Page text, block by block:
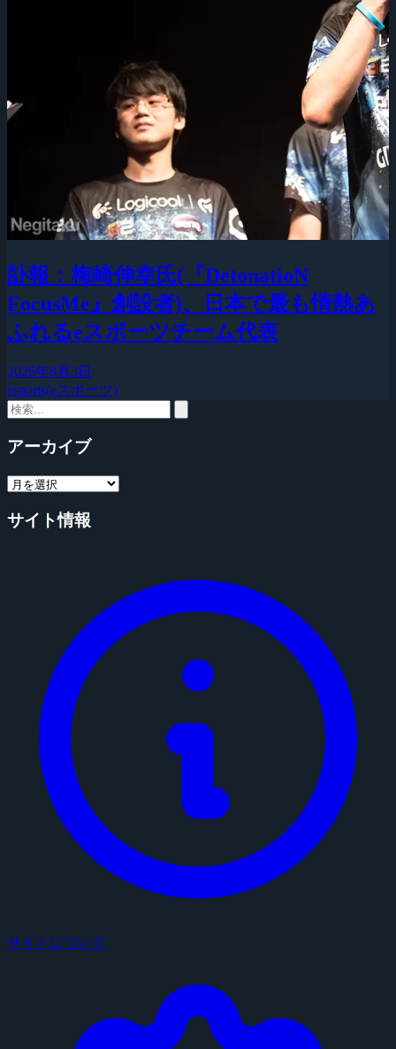
訃報：梅崎伸幸氏(『DetonatioN
FocusMe』創設者)、日本で最も情熱あ
ふれるeスポーツチーム代表
2026年8月3日
esports(eスポーツ)
アーカイブ
サイト情報
サイトについて